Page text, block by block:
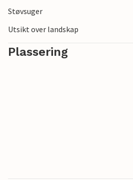
Støvsuger
Utsikt over landskap
Plassering